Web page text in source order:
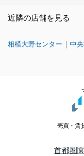
近隣の店舗を見る
相模大野センター 中
売買・賃
首都圏